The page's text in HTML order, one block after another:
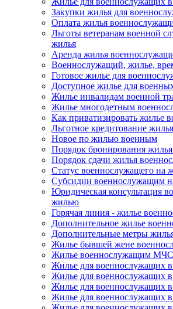
Закупки жилья для
Оплата жилья
Льготы ветеранам военной
жилья
Аренда жилья
Военнослужащий, жилье,
Готовое жилье для
Доступное жилье для
Жилье инвалидам военной
Жилье многодетным
Как приватизировать жилье
Льготное кредитование
Новое по жилью военным
Порядок бронирования
Порядок сдачи жилья
Статус военнослужащего на
Субсидии военнослужащим
Юридическая консультация
жилью
Горячая линия - жилье
Дополнительное жилье
Дополнительные метры
Жилье бывшей жене
Жилье военнослужащим МЧС
Жилье для военнослужащих
Жилье для военнослужащих в
Жилье для военнослужащих
Жилье для военнослужащих